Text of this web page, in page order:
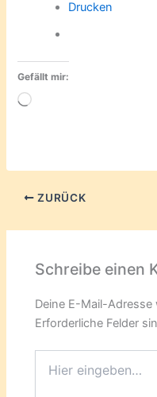
Drucken
Gefällt mir:
Wird
ZURÜCK
Schreibe einen
Deine E-Mail-
Erforderliche Felder
eingeben…